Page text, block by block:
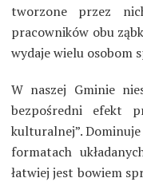
tworzone przez
pracowników obu
wydaje wielu osobom
W naszej Gminie
bezpośredni efekt
kulturalnej”.
formatach
łatwiej jest bowiem